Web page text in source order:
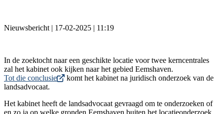
Nieuwsbericht | 17-02-2025 | 11:19
In de zoektocht naar een geschikte locatie voor twee kerncentrales
zal het kabinet ook kijken naar het gebied Eemshaven.
Tot die conclusie
komt het kabinet na juridisch onderzoek van de
landsadvocaat.
Het kabinet heeft de landsadvocaat gevraagd om te onderzoeken of
en zo ja op welke gronden Eemshaven buiten het locatieonderzoek